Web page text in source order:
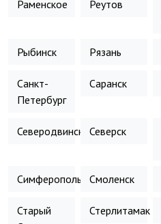
Раменское Реутов
Рыбинск Рязань
Санкт-
Петербург
Саранск
Северодвинск Северск
Симферополь Смоленск
Старый
Стерлитамак